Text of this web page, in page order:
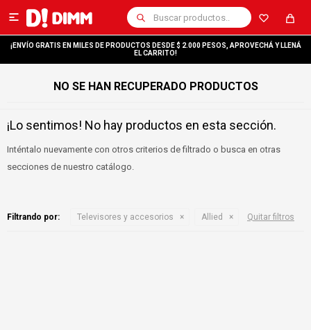

¡ENVÍO GRATIS EN MILES DE PRODUCTOS DESDE $ 2.000 PESOS, APROVECHÁ Y LLENÁ
EL CARRITO!
NO SE HAN RECUPERADO PRODUCTOS
¡Lo sentimos! No hay productos en esta sección.
Inténtalo nuevamente con otros criterios de filtrado o busca en otras
secciones de nuestro catálogo.
Filtrando por: Televisores y accesorios Allied Quitar filtros